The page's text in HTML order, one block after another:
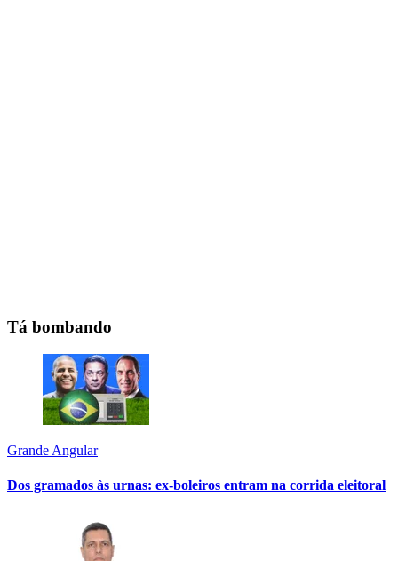
Tá bombando
Grande Angular
Dos gramados às urnas: ex-boleiros entram na corrida eleitoral